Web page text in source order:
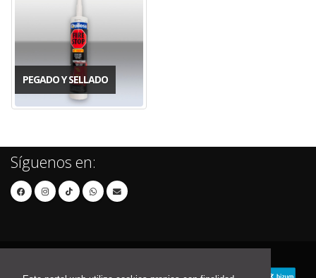
PEGADO Y SELLADO
Síguenos en: